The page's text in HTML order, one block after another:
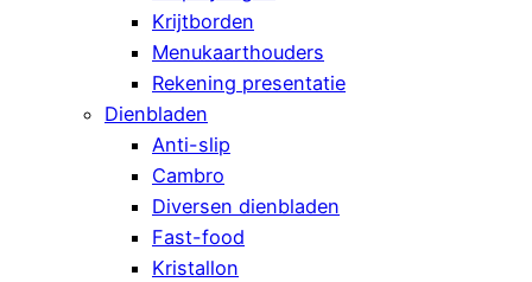
Krijtborden
Menukaarthouders
Rekening presentatie
Dienbladen
Anti-slip
Cambro
Diversen dienbladen
Fast-food
Kristallon